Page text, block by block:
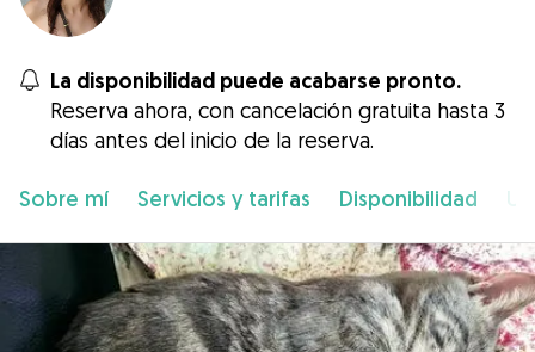
La disponibilidad puede acabarse pronto.
Reserva ahora, con cancelación gratuita hasta 3
días antes del inicio de la reserva.
Sobre mí Servicios y tarifas Disponibilidad